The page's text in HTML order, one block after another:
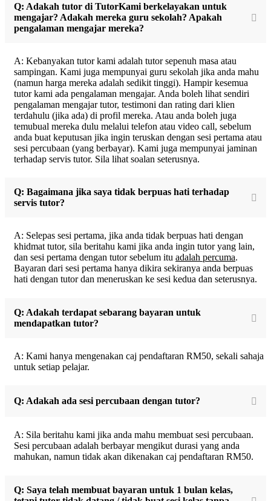
Q: Adakah tutor di TutorKami berkelayakan untuk
mengajar? Adakah mereka guru sekolah? Apakah
pengalaman mengajar mereka?
A: Kebanyakan tutor kami adalah tutor sepenuh masa atau
sampingan. Kami juga mempunyai guru sekolah jika anda mahu
(namun harga mereka adalah sedikit tinggi). Hampir kesemua
tutor kami ada pengalaman mengajar. Anda boleh lihat sendiri
pengalaman mengajar tutor, testimoni dan rating dari klien
terdahulu (jika ada) di profil mereka. Atau anda boleh juga
temubual mereka dulu melalui telefon atau video call, sebelum
anda buat keputusan jika ingin teruskan dengan sesi pertama atau
sesi percubaan (yang berbayar). Kami juga mempunyai jaminan
terhadap servis tutor. Sila lihat soalan seterusnya.
Q: Bagaimana jika saya tidak berpuas hati terhadap
servis tutor?
A: Selepas sesi pertama, jika anda tidak berpuas hati dengan
khidmat tutor, sila beritahu kami jika anda ingin tutor yang lain,
dan sesi pertama dengan tutor sebelum itu adalah percuma.
Bayaran dari sesi pertama hanya dikira sekiranya anda berpuas
hati dengan tutor dan meneruskan ke sesi kedua dan seterusnya.
Q: Adakah terdapat sebarang bayaran untuk
mendapatkan tutor?
A: Kami hanya mengenakan caj pendaftaran RM50, sekali sahaja
untuk setiap pelajar.
Q: Adakah ada sesi percubaan dengan tutor?
A: Sila beritahu kami jika anda mahu membuat sesi percubaan.
Sesi percubaan adalah berbayar mengikut durasi yang anda
mahukan, namun tidak akan dikenakan caj pendaftaran RM50.
Q: Saya telah membuat bayaran untuk 1 bulan kelas,